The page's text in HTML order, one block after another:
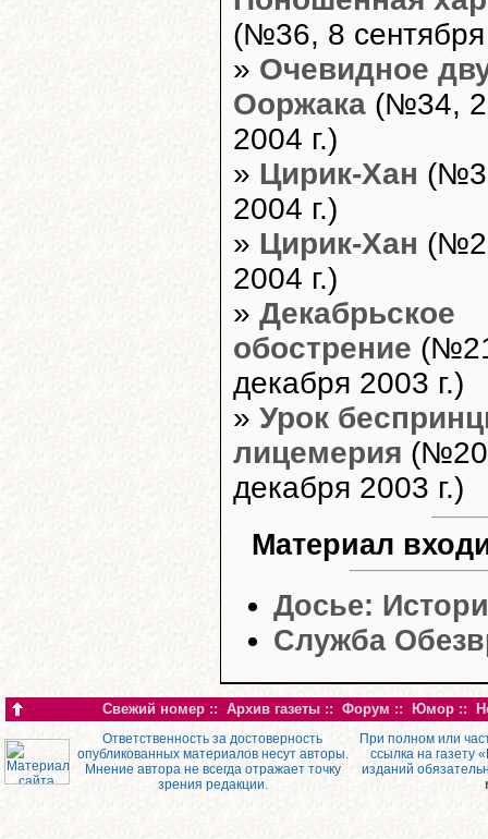
(№36, 8 сентября
» Очевидное
Ооржака (№34,
2004 г.)
» Цирик-Хан
2004 г.)
» Цирик-Хан
2004 г.)
» Декабрьское
обострение
декабря 2003 г.)
» Урок
лицемерия
декабря 2003 г.)
Материал
Досье:
Служба
Свежий номер :: Архив газеты :: Форум :: Юмор ::
Ответственность за достоверность
опубликованных материалов несут авторы.
Мнение автора не всегда отражает точку
зрения редакции.
При полном или
ссылка на газету
изданий